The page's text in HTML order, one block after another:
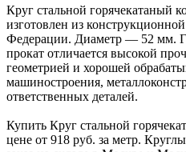
Круг стальной горячекатаный
изготовлен из
Федерации. Диаметр — 52 мм.
прокат отличается высокой
геометрией и хорошей
машиностроения,
ответственных деталей.
Купить Круг стальной
цене от 918 руб. за метр.